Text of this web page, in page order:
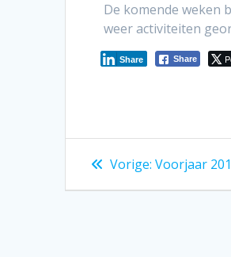
De komende weken
weer activiteiten
Share
Share
Bericht
navigatie
Vorige: Vorig
Voorjaar